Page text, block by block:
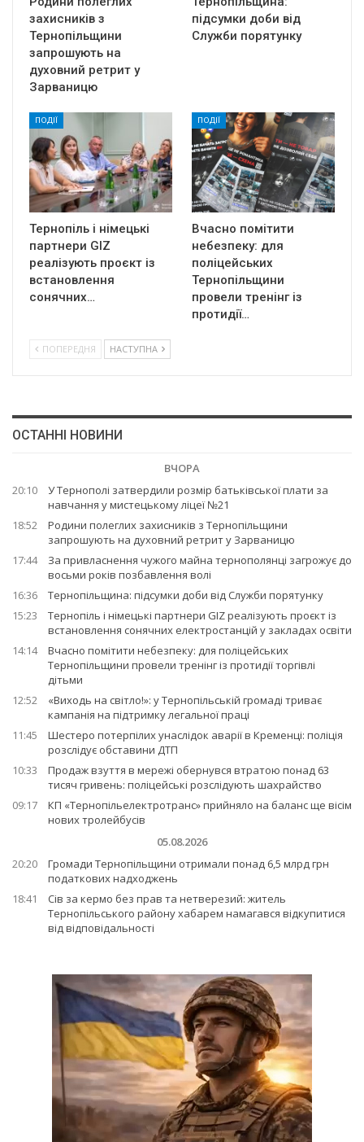
захисників з
Тернопільщини
запрошують на
духовний ретрит у
Зарваницю
підсумки доби від
Служби порятунку
ПОДІЇ
Тернопіль і німецькі
партнери GIZ
реалізують проєкт із
встановлення
сонячних…
ПОДІЇ
Вчасно помітити
небезпеку: для
поліцейських
Тернопільщини
провели тренінг із
протидії…
ПОПЕРЕДНЯ НАСТУПНА
ОСТАННІ НОВИНИ
ВЧОРА
20:10
У Тернополі затвердили розмір батьківської плати за
навчання у мистецькому ліцеї №21
18:52
Родини полеглих захисників з Тернопільщини
запрошують на духовний ретрит у Зарваницю
17:44
За привласнення чужого майна тернополянці загрожує до
восьми років позбавлення волі
16:36
Тернопільщина: підсумки доби від Служби порятунку
15:23
Тернопіль і німецькі партнери GIZ реалізують проєкт із
встановлення сонячних електростанцій у закладах освіти
14:14
Вчасно помітити небезпеку: для поліцейських
Тернопільщини провели тренінг із протидії торгівлі
дітьми
12:52
«Виходь на світло!»: у Тернопільській громаді триває
кампанія на підтримку легальної праці
11:45
Шестеро потерпілих унаслідок аварії в Кременці: поліція
розслідує обставини ДТП
10:33
Продаж взуття в мережі обернувся втратою понад 63
тисяч гривень: поліцейські розслідують шахрайство
09:17
КП «Тернопільелектротранс» прийняло на баланс ще вісім
нових тролейбусів
05.08.2026
20:20
Громади Тернопільщини отримали понад 6,5 млрд грн
податкових надходжень
18:41
Сів за кермо без прав та нетверезий: житель
Тернопільського району хабарем намагався відкупитися
від відповідальності